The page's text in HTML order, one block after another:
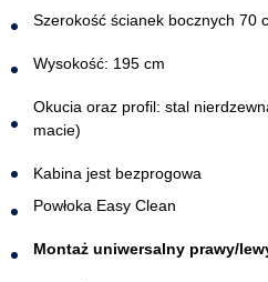
Szerokość ścianek bocznych 70
Wysokość: 195 cm
Okucia oraz profil: stal
macie)
Kabina jest bezprogowa​
Powłoka Easy Clean
Montaż uniwersalny prawy/